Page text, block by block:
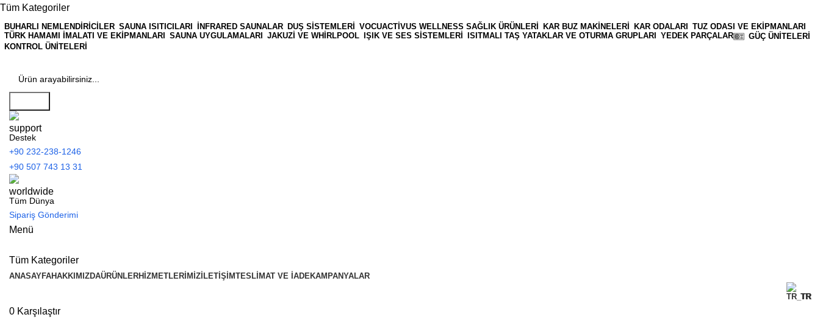
Tüm Kategoriler
BUHARLI NEMLENDIRICILER SAUNA ISITICILARI İNFRARED SAUNALAR DUŞ SISTEMLERI VOCUACTIVUS WELLNESS SAĞLIK ÜRÜNLERI KAR BUZ MAKINELERI KAR ODALARI TUZ ODASI VE EKIPMANLARI
TÜRK HAMAMI İMALATI VE EKIPMANLARI SAUNA UYGULAMALARI JAKUZI VE WHIRLPOOL IŞIK VE SES SISTEMLERI ISITMALI TAŞ YATAKLAR VE OTURMA GRUPLARI YEDEK PARÇALAR
GÜÇ ÜNITELERI
KONTROL ÜNITELERI
Destek
+90 232-238-1246
+90 507 743 13 31
Tüm Dünya
Sipariş Gönderimi
Menü
Tüm Kategoriler
ANASAYFAHAKKIMIZDAÜRÜNLERHIZMETLERIMIZİLETIŞIMTESLIMAT VE İADEKAMPANYALAR
TR
0 Karşılaştır